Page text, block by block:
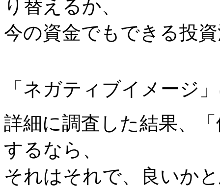
り替えるか、
今の資金でもできる投
「ネガティブイメージ
詳細に調査した結果、
するなら、
それはそれで、良いか